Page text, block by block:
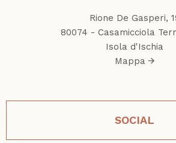
Rione De Gasperi,
80074 - Casamicciola
Isola d'Ischia
Mappa
SOCIAL